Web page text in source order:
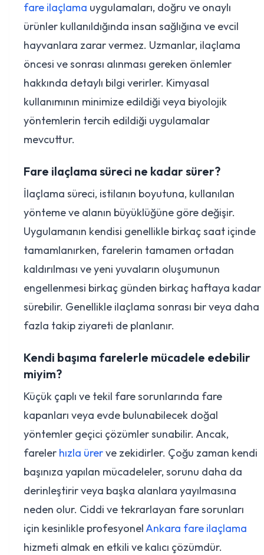
fare ilaçlama uygulamaları, doğru ve onaylı
ürünler kullanıldığında insan sağlığına ve evcil
hayvanlara zarar vermez. Uzmanlar, ilaçlama
öncesi ve sonrası alınması gereken önlemler
hakkında detaylı bilgi verirler. Kimyasal
kullanımının minimize edildiği veya biyolojik
yöntemlerin tercih edildiği uygulamalar
mevcuttur.
Fare ilaçlama süreci ne kadar sürer?
İlaçlama süreci, istilanın boyutuna, kullanılan
yönteme ve alanın büyüklüğüne göre değişir.
Uygulamanın kendisi genellikle birkaç saat içinde
tamamlanırken, farelerin tamamen ortadan
kaldırılması ve yeni yuvaların oluşumunun
engellenmesi birkaç günden birkaç haftaya kadar
sürebilir. Genellikle ilaçlama sonrası bir veya daha
fazla takip ziyareti de planlanır.
Kendi başıma farelerle mücadele edebilir
miyim?
Küçük çaplı ve tekil fare sorunlarında fare
kapanları veya evde bulunabilecek doğal
yöntemler geçici çözümler sunabilir. Ancak,
fareler hızla ürerve zekidirler. Çoğu zaman kendi
başınıza yapılan mücadeleler, sorunu daha da
derinleştirir veya başka alanlara yayılmasına
neden olur. Ciddi ve tekrarlayan fare sorunları
için kesinlikle profesyonelAnkara fare ilaçlama
hizmeti almak en etkili ve kalıcı çözümdür.